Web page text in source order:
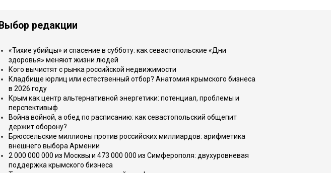
Выбор редакции
«Тихие убийцы» и спасение в субботу: как севастопольские «Дни
здоровья» меняют жизни людей
Кого вычистят с рынка российской недвижимости
Кладбище юрлиц или естественный отбор? Анатомия крымского бизнеса
в 2026 году
Крым как центр альтернативной энергетики: потенциал, проблемы и
перспективыф
Война войной, а обед по расписанию: как севастопольский общепит
держит оборону?
Брюссельские миллионы против российских миллиардов: арифметика
внешнего выбора Армении
2 000 000 000 из Москвы и 473 000 000 из Симферополя: двухуровневая
поддержка крымского бизнеса